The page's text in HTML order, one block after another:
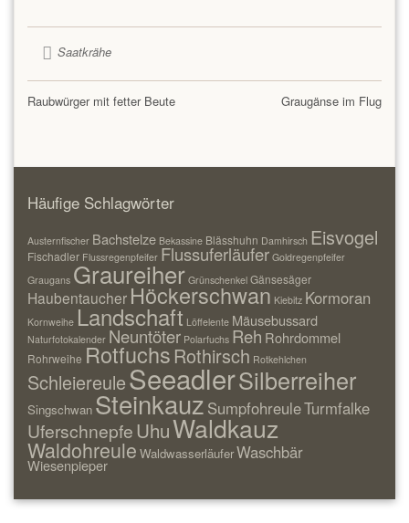
Saatkrähe
Graugänse im Flug
Raubwürger mit fetter Beute
Häufige Schlagwörter
Austernfischer Bachstelze Bekassine Blässhuhn Damhirsch Eisvogel
Fischadler Flussregenpfeifer Flussuferläufer Goldregenpfeifer
Graugans Graureiher Grünschenkel Gänsesäger
Haubentaucher Höckerschwan Kiebitz Kormoran
Kornweihe Landschaft Löffelente Mäusebussard
Naturfotokalender Neuntöter Polarfuchs Reh Rohrdommel
Rohrweihe Rotfuchs Rothirsch Rotkehlchen
SchleiereuleSeeadlerSilberreiher
Singschwan Steinkauz SumpfohreuleTurmfalke
UferschnepfeUhuWaldkauz
Waldohreule WaldwasserläuferWaschbär
Wiesenpieper